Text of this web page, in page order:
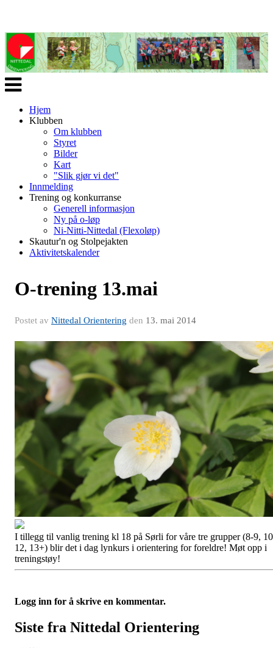
Veksle
navigasjon
Hjem
Klubben
Om klubben
Styret
Bilder
Kart
"Slik gjør vi det"
Innmelding
Trening og konkurranse
Generell informasjon
Ny på o-løp
Ni-Nitti-Nittedal (Flexoløp)
Skautur'n og Stolpejakten
Aktivitetskalender
O-trening 13.mai
Postet av Nittedal Orientering den 13. mai 2014
I tillegg til vanlig trening kl 18 på Sørli for våre tre grupper (8-9,
12, 13+) blir det i dag lynkurs i orientering for foreldre! Møt opp i
treningstøy!
Logg inn for å skrive en kommentar.
Siste fra Nittedal Orientering